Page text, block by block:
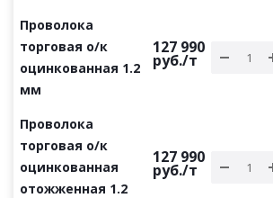
Проволока
торговая о/к
оцинкованная 1.2
мм
127 990
руб./т
Проволока
торговая о/к
оцинкованная
отожженная 1.2
127 990
руб./т